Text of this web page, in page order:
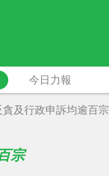
今日力報
貪及行政申訴均逾百宗
宗